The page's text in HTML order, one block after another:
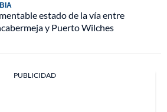
estado de la vía entre
y Puerto Wilches
PUBLICIDAD